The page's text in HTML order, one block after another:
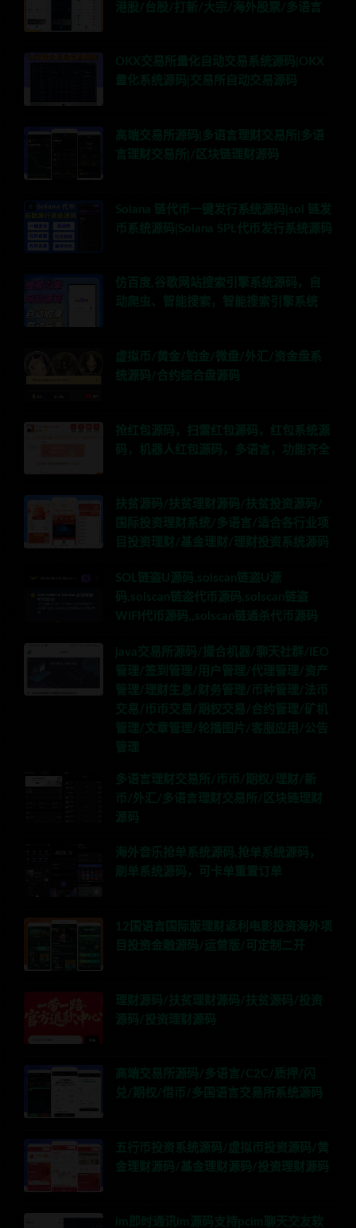
港股/台股/打新/大宗/海外股票/多语言
OKX交易所量化自动交易系统源码|OKX
量化系统源码|交易所自动交易源码
高端交易所源码|多语言理财交易所|多语
言理财交易所|/区块链理财源码
Solana 链代币一键发行系统源码|sol 链发
币系统源码|Solana SPL代币发行系统源码
仿百度,谷歌网站搜索引擎系统源码，自
动爬虫、智能搜索，智能搜索引擎系统
虚拟币/黄金/铂金/微盘/外汇/资金盘系
统源码/合约综合盘源码
抢红包源码，扫雷红包源码，红包系统源
码，机器人红包源码，多语言，功能齐全
扶贫源码/扶贫理财源码/扶贫投资源码/
国际投资理财系统/多语言/适合各行业项
目投资理财/基金理财/理财投资系统源码
SOL链盗U源码,solscan链盗U源
码,solscan链盗代币源码,solscan链盗
WIFI代币源码,,solscan链通杀代币源码
java交易所源码/撮合机器/聊天社群/IEO
管理/签到管理/用户管理/代理管理/资产
管理/理财生息/财务管理/币种管理/法币
交易/币币交易/期权交易/合约管理/矿机
管理/文章管理/轮播图片/客服应用/公告
管理
多语言理财交易所/币币/期权/理财/新
币/外汇/多语言理财交易所/区块链理财
源码
海外音乐抢单系统源码,抢单系统源码，
刷单系统源码，可卡单重置订单
12国语言国际版理财返利电影投资海外项
目投资金融源码/运营版/可定制二开
理财源码/扶贫理财源码/扶贫源码/投资
源码/投资理财源码
高端交易所源码/多语言/C2C/质押/闪
兑/期权/借币/多国语言交易所系统源码
五行币投资系统源码/虚拟币投资源码/黄
金理财源码/基金理财源码/投资理财源码
im即时通讯im源码支持pcim聊天交友软